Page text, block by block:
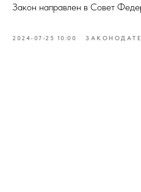
Закон направлен в Совет
2024-07-25 10:00